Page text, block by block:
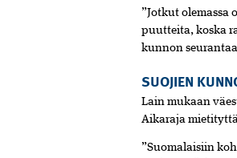
”Jotkut olemassa
puutteita, koska
kunnon
SUOJIEN
Lain mukaan
Aikaraja
”Suomalaisiin